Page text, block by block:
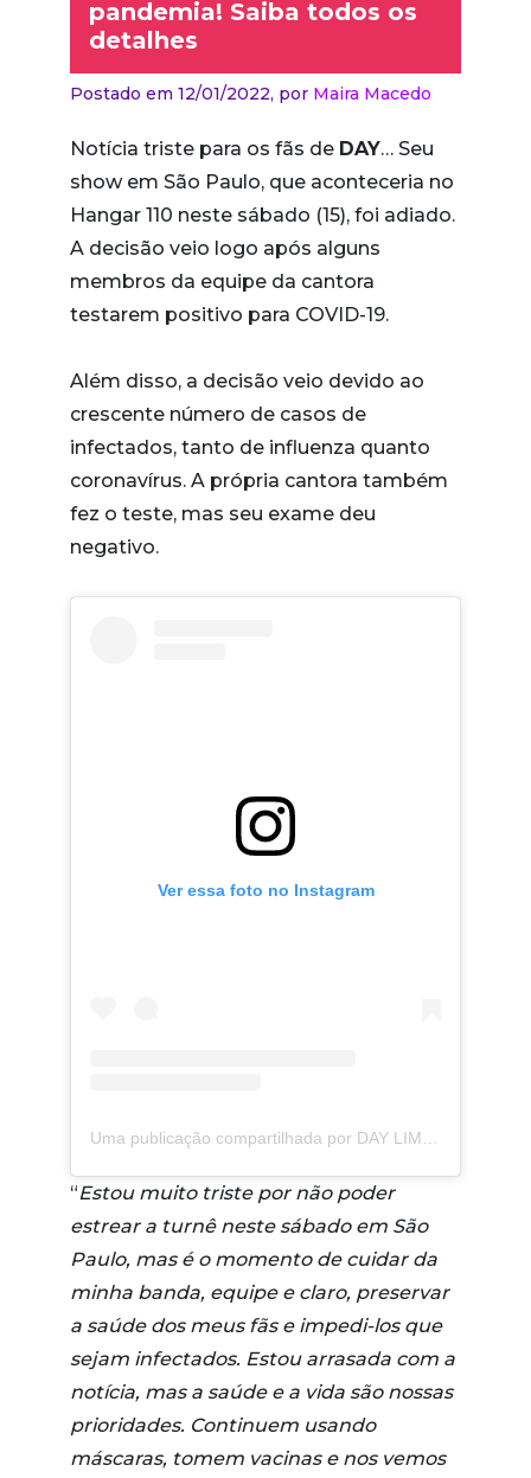
pandemia! Saiba todos os
detalhes
Postado em 12/01/2022, por Maira Macedo
Notícia triste para os fãs de DAY… Seu
show em São Paulo, que aconteceria no
Hangar 110 neste sábado (15), foi adiado.
A decisão veio logo após alguns
membros da equipe da cantora
testarem positivo para COVID-19.
Além disso, a decisão veio devido ao
crescente número de casos de
infectados, tanto de influenza quanto
coronavírus. A própria cantora também
fez o teste, mas seu exame deu
negativo.
Ver essa foto no Instagram
“Estou muito triste por não poder
estrear a turnê neste sábado em São
Paulo, mas é o momento de cuidar da
minha banda, equipe e claro, preservar
a saúde dos meus fãs e impedi-los que
sejam infectados. Estou arrasada com a
notícia, mas a saúde e a vida são nossas
prioridades. Continuem usando
máscaras, tomem vacinas e nos vemos